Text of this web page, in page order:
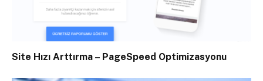
Site Hızı Arttırma – PageSpeed Optimizasyonu